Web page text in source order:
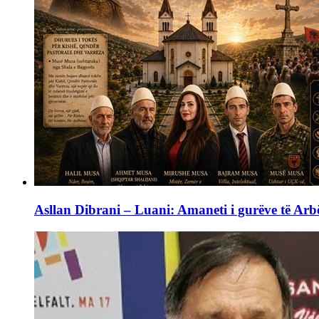
Asllan Dibrani – Luani: Amaneti i gurëve të